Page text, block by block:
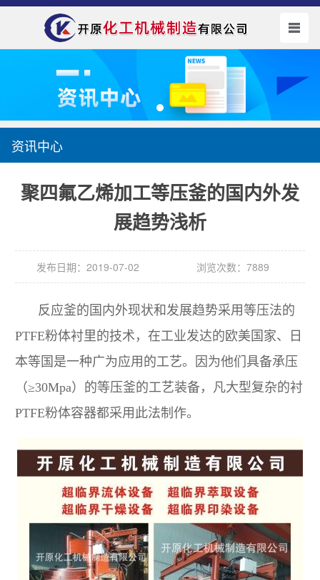
资讯中心
聚四氟乙烯加工等压釜的国内外发
展趋势浅析
发布日期：2019-07-02 浏览次数：7889
反应釜的 国内外现状和发展趋势采用等压法的
PTFE粉体衬里的技术，在工业发达的欧美国家、日
本等国是一种广为应用的工艺。因为他们具备承压
（≥30Mpa）的等压釜的工艺装备，凡大型复杂的衬
PTFE粉体容器都采用此法制作。